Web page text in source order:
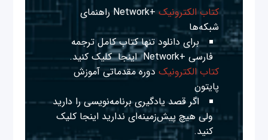
کتاب الکترونیک
+Network راهنمای
شبکه‌ها
برای دانلود تنها کتاب کامل ترجمه
فارسی +Network
اینجا کلیک کنید.
کتاب الکترونیک دوره مقدماتی آموزش
پایتون
اگر قصد یادگیری برنامه‌نویسی را دارید
ولی هیچ پیش‌زمینه‌ای نداریداینجا کلیک
کنید.